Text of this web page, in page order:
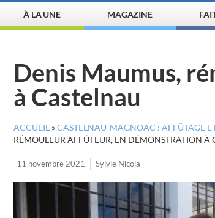
À LA UNE MAGAZINE
Denis Maumus,
à Castelnau
ACCUEIL »CASTELNAU-MAGNOAC : AFFÛTAGE
RÉMOULEUR AFFÛTEUR, EN DÉMONSTRATION À
11 novembre 2021 Sylvie Nicola